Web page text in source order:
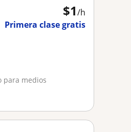
$1/h
Primera clase gratis
para medios